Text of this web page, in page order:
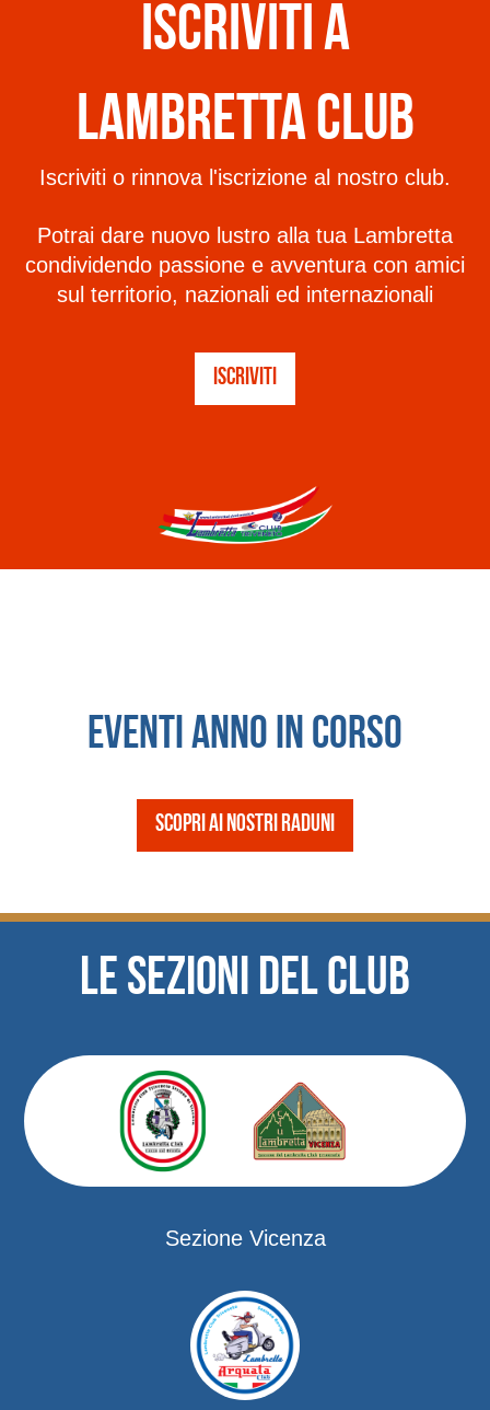
ISCRIVITI A
LAMBRETTA CLUB
Iscriviti o rinnova l'iscrizione al nostro club.
Potrai dare nuovo lustro alla tua Lambretta
condividendo passione e avventura con amici
sul territorio, nazionali ed internazionali
ISCRIVITI
Eventi anno in corso
SCOPRI AI NOSTRI RADUNI
LE SEZIONI DEL CLUB
Sezione Vicenza